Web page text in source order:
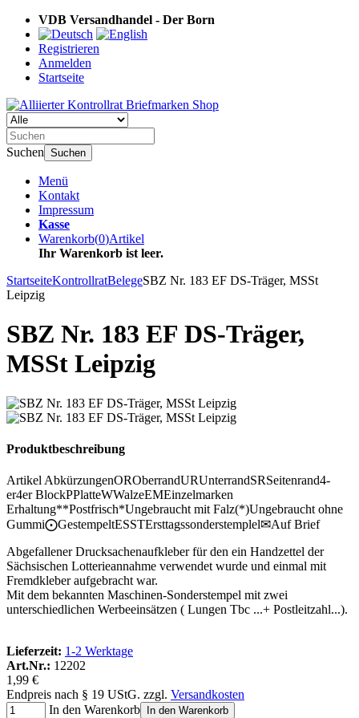
VDB Versandhandel - Der Born
Registrieren
Anmelden
Startseite
Suchen Suchen
Menü
Kontakt
Impressum
Kasse
Warenkorb(0)Artikel
Ihr Warenkorb ist leer.
StartseiteKontrollratBelegeSBZ Nr. 183 EF DS-Träger, MSSt
Leipzig
SBZ Nr. 183 EF DS-Träger,
MSSt Leipzig
Produktbeschreibung
Artikel AbkürzungenOROberrandURUnterrandSRSeitenrand4-
er4er BlockPPlatteWWalzeEMEinzelmarken
Erhaltung**Postfrisch*Ungebraucht mit Falz(*)Ungebraucht ohne
Gummi⨀GestempeltESSTErsttagssonderstemplel✉Auf Brief
Abgefallener Drucksachenaufkleber für den ein Handzettel der
Sächsischen Lotterieannahme verwendet wurde und einmal mit
Fremdkleber aufgebracht war.
Mit dem bekannten Maschinen-Sonderstempel mit zwei
unterschiedlichen Werbeeinsätzen ( Lungen Tbc ...+ Postleitzahl...).
Lieferzeit: 1-2 Werktage
Art.Nr.: 12202
1,99 €
Endpreis nach § 19 UStG. zzgl. Versandkosten
In den Warenkorb
In den Warenkorb